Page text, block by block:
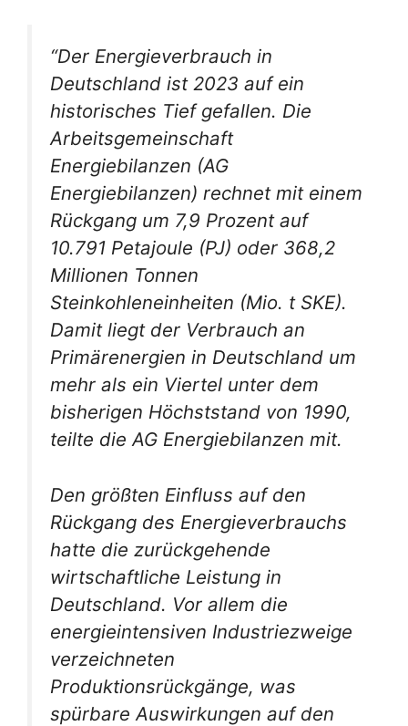
“Der Energieverbrauch in
Deutschland ist 2023 auf ein
historisches Tief gefallen. Die
Arbeitsgemeinschaft
Energiebilanzen (AG
Energiebilanzen) rechnet mit einem
Rückgang um 7,9 Prozent auf
10.791 Petajoule (PJ) oder 368,2
Millionen Tonnen
Steinkohleneinheiten (Mio. t SKE).
Damit liegt der Verbrauch an
Primärenergien in Deutschland um
mehr als ein Viertel unter dem
bisherigen Höchststand von 1990,
teilte die AG Energiebilanzen mit.
Den größten Einfluss auf den
Rückgang des Energieverbrauchs
hatte die zurückgehende
wirtschaftliche Leistung in
Deutschland. Vor allem die
energieintensiven Industriezweige
verzeichneten
Produktionsrückgänge, was
spürbare Auswirkungen auf den